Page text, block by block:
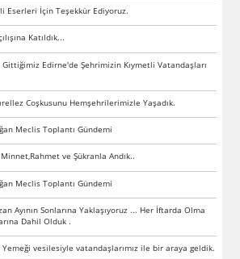
Eserleri İçin Teşekkür Ediyoruz.
Katıldık...
Edirne'de Şehrimizin Kıymetli Vatandaşları
Coşkusunu Hemşehrilerimizle Yaşadık.
Meclis Toplantı Gündemi
ve Şükranla Andık..
Meclis Toplantı Gündemi
Ayının Sonlarına Yaklaşıyoruz ... Her İftarda Olma
Dahil Olduk .
vesilesiyle vatandaşlarımız ile bir araya geldik.